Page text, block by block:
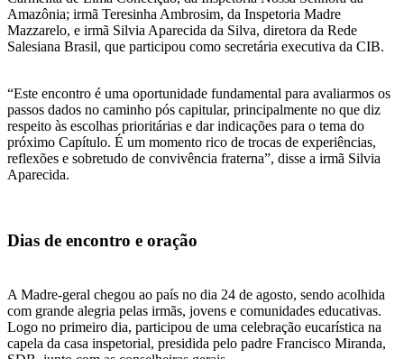
Amazônia; irmã Teresinha Ambrosim, da Inspetoria Madre
Mazzarelo, e irmã Silvia Aparecida da Silva, diretora da Rede
Salesiana Brasil, que participou como secretária executiva da CIB.
“Este encontro é uma oportunidade fundamental para avaliarmos os
passos dados no caminho pós capitular, principalmente no que diz
respeito às escolhas prioritárias e dar indicações para o tema do
próximo Capítulo. É um momento rico de trocas de experiências,
reflexões e sobretudo de convivência fraterna”, disse a irmã Silvia
Aparecida.
Dias de encontro e oração
A Madre-geral chegou ao país no dia 24 de agosto, sendo acolhida
com grande alegria pelas irmãs, jovens e comunidades educativas.
Logo no primeiro dia, participou de uma celebração eucarística na
capela da casa inspetorial, presidida pelo padre Francisco Miranda,